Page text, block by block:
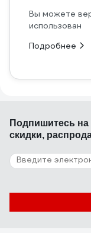
Вы можете
использован
Подробнее
Подпишитесь на
скидки,